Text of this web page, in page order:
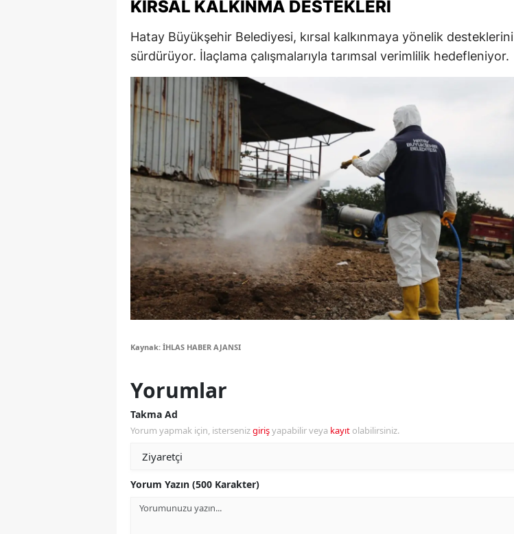
Tunceli
Şanlıurfa
Uşak
Van
Yozgat
Zonguldak
Aksaray
Bayburt
KIRSAL KALKINMA DESTEKLERI
Hatay Büyükşehir Belediyesi, kırsal kalkınmaya yönelik desteklerini
sürdürüyor. İlaçlama çalışmalarıyla tarımsal verimlilik hedefleniyor.
Kaynak: İHLAS HABER AJANSI
Yorumlar
Takma Ad
Yorum yapmak için, istersenizgirişyapabilir veya kayıt olabilirsiniz.
Yorum Yazın (500 Karakter)